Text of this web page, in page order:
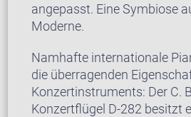
angepasst. Eine Symbiose
Moderne.
Namhafte internationale
die überragenden
Konzertinstruments: Der C.
Konzertflügel D-282 besitzt